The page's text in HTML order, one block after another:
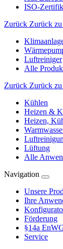
ISO-
Zurück Zurück
Luftreiniger
Alle
Zurück Zurück
Kühlen
Heizen &
Heizen,
Lüftung
Alle
Navigation
Unsere
Ihre
Förderung
§14a
Service